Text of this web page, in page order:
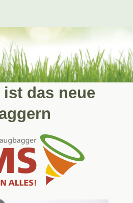
ist das neue